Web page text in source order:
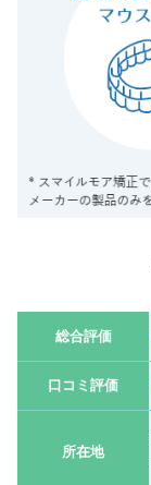
総合評価
口コミ評価
所在地